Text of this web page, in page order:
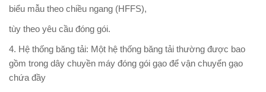
biểu mẫu theo chiều ngang (HFFS),
tùy theo yêu cầu đóng gói.
4. Hệ thống băng tải: Một hệ thống băng tải thường được bao
gồm trong dây chuyền máy đóng gói gạo để vận chuyển gạo
chứa đầy